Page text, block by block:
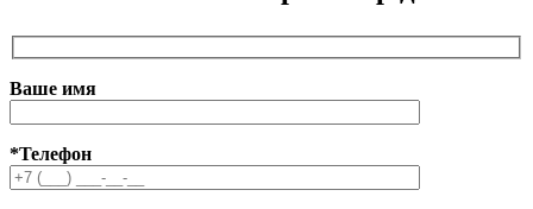
Ваше имя
*Телефон